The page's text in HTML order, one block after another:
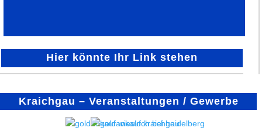
Hier könnte Ihr Link stehen
Kraichgau – Veranstaltungen / Gewerbe